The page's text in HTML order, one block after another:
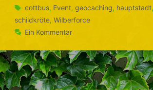
Schlagwörter
cottbus, Event,geocaching, hauptstadt,
schildkröte, Wilberforce
Ein Kommentar